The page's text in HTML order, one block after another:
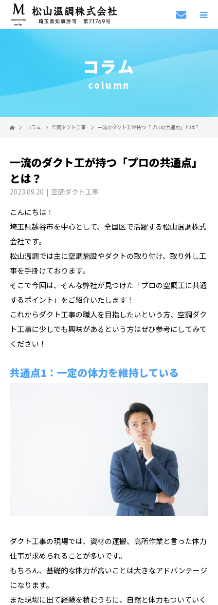
コラム
column
コラム 空調ダクト工事 一流のダクト工が持つ「プロの共通点」とは？
一流のダクト工が持つ「プロの共通点」
とは？
2023.09.20 空調ダクト工事
こんにちは！
埼玉県越谷市を中心として、全国区で活躍する松山温調株式
会社です。
松山温調では主に空調施設やダクトの取り付け、取り外し工
事を手掛けております。
そこで今回は、そんな弊社が見つけた「プロの空調工に共通
するポイント」をご紹介いたします！
これからダクト工事の職人を目指したいという方、空調ダク
ト工事に少しでも興味があるという方はぜひ参考にしてみて
ください！
共通点1：一定の体力を維持している
ダクト工事の現場では、資材の運搬、高所作業と言った体力
仕事が求められることが多いです。
もちろん、基礎的な体力が高いことは大きなアドバンテージ
になります。
また現場に出て経験を積むうちに、自然と体力もついていく